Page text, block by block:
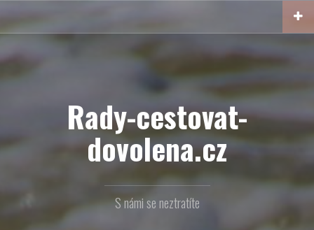
webu
Rady-cestovat-
dovolena.cz
S námi se neztratíte